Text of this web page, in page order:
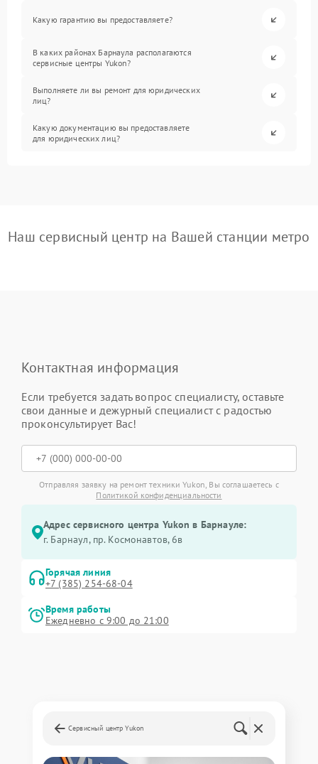
Какую гарантию вы предоставляете?
В каких районах Барнаула располагаются
сервисные центры Yukon?
Выполняете ли вы ремонт для юридических
лиц?
Какую документацию вы предоставляете
для юридических лиц?
Наш сервисный центр на Вашей станции метро
Контактная информация
Если требуется задать вопрос специалисту, оставьте
свои данные и дежурный специалист с радостью
проконсультирует Вас!
Отправляя заявку на ремонт техники Yukon, Вы соглашаетесь с
Политикой конфиденциальности
Адрес сервисного центра Yukon в Барнауле:
г. Барнаул, ​пр. Космонавтов, 6в
Горячая линия
+7 (385) 254-68-04
Время работы
Ежедневно с 9:00 до 21:00
Сервисный центр Yukon